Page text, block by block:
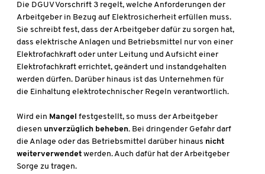
Die DGUV Vorschrift 3 regelt, welche Anforderungen der
Arbeitgeber in Bezug auf Elektrosicherheit erfüllen muss.
Sie schreibt fest, dass der Arbeitgeber dafür zu sorgen hat,
dass elektrische Anlagen und Betriebsmittel nur von einer
Elektrofachkraft oder unter Leitung und Aufsicht einer
Elektrofachkraft errichtet, geändert und instandgehalten
werden dürfen. Darüber hinaus ist das Unternehmen für
die Einhaltung elektrotechnischer Regeln verantwortlich.
Wird ein Mangel festgestellt, so muss der Arbeitgeber
diesen unverzüglich beheben. Bei dringender Gefahr darf
die Anlage oder das Betriebsmittel darüber hinaus nicht
weiterverwendet werden. Auch dafür hat der Arbeitgeber
Sorge zu tragen.